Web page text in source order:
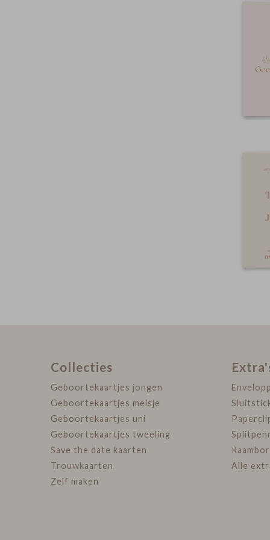
Collecties
Geboortekaartjes jongen
Geboortekaartjes meisje
Geboortekaartjes uni
Geboortekaartjes tweeling
Save the date kaarten
Trouwkaarten
Zelf maken
Alle